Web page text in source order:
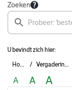
Zoeken
U bevindt zich hier:
Home Vergaderingen
A A A